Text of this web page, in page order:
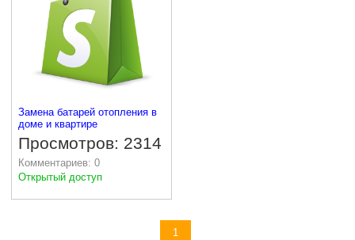
Замена батарей отопления в
доме и квартире
Просмотров: 2314
Комментариев: 0
Открытый доступ
1